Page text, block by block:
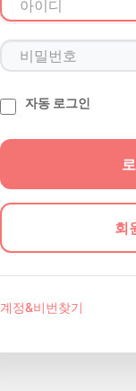
자동 로그인
회
계정&비번찾기